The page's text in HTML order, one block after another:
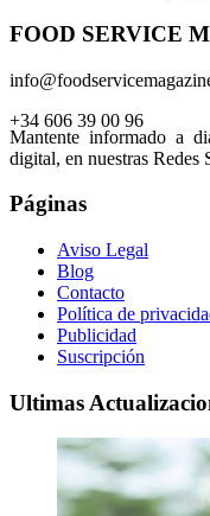
FOOD SERVICE
+34 606 39 00 96
Mantente informado a
digital, en nuestras Redes
Páginas
Aviso Legal
Blog
Contacto
Política de
Publicidad
Suscripción
Ultimas